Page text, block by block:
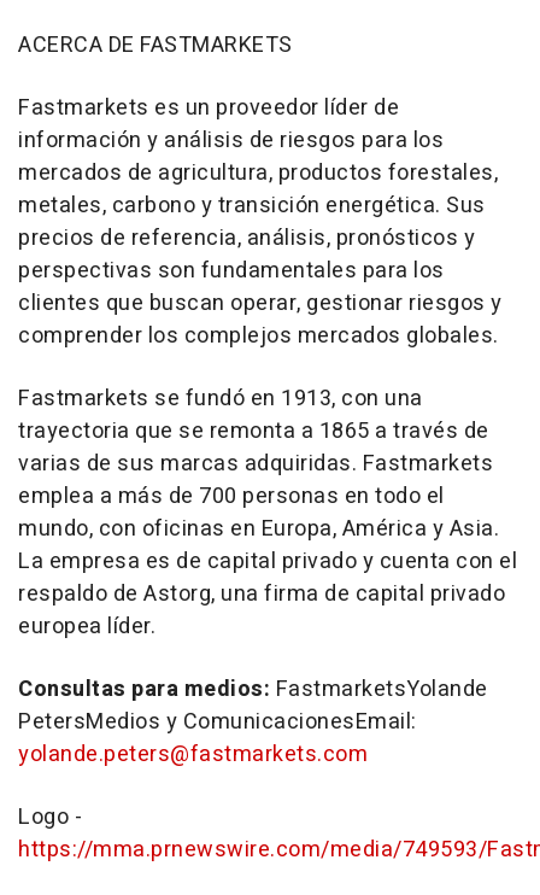
ACERCA DE FASTMARKETS
Fastmarkets es un proveedor líder de
información y análisis de riesgos para los
mercados de agricultura, productos forestales,
metales, carbono y transición energética. Sus
precios de referencia, análisis, pronósticos y
perspectivas son fundamentales para los
clientes que buscan operar, gestionar riesgos y
comprender los complejos mercados globales.
Fastmarkets se fundó en 1913, con una
trayectoria que se remonta a 1865 a través de
varias de sus marcas adquiridas. Fastmarkets
emplea a más de 700 personas en todo el
mundo, con oficinas en Europa, América y Asia.
La empresa es de capital privado y cuenta con el
respaldo de Astorg, una firma de capital privado
europea líder.
Consultas para medios: FastmarketsYolande
PetersMedios y ComunicacionesEmail:
yolande.peters@fastmarkets.com
Logo -
https://mma.prnewswire.com/media/749593/